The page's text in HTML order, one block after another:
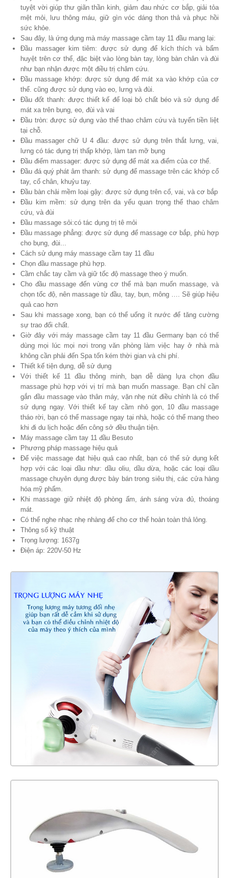
tuyệt vời giúp thư giãn thần kinh, giảm đau nhức cơ bắp, giải tỏa
mệt mỏi, lưu thông máu, giữ gìn vóc dáng thon thả và phục hồi
sức khỏe.
Sau đây, là ứng dụng mà máy massage cầm tay 11 đầu mang lại:
Đầu massager kim tiêm: được sử dụng để kích thích và bấm
huyệt trên cơ thể, đặc biệt vào lòng bàn tay, lòng bàn chân và đùi
như bạn nhận được một điều trị châm cứu.
Đầu massage khớp: được sử dụng để mát xa vào khớp của cơ
thể. cũng được sử dụng vào eo, lưng và đùi.
Đầu đốt thanh: được thiết kế để loại bỏ chất béo và sử dụng để
mát xa trên bụng, eo, đùi và vai
Đầu tròn: được sử dụng vào thể thao châm cứu và tuyến tiền liệt
tại chỗ.
Đầu massager chữ U 4 đầu: được sử dụng trên thắt lưng, vai,
lưng có tác dụng trị thấp khớp, làm tan mỡ bụng
Đầu điểm massager: được sử dụng để mát xa điểm của cơ thể.
Đầu đá quý phát âm thanh: sử dụng để massage trên các khớp cổ
tay, cổ chân, khuỷu tay.
Đầu bàn chải mềm loại gậy: được sử dụng trên cổ, vai, và cơ bắp
Đầu kim mềm: sử dụng trên da yếu quan trọng thể thao châm
cứu, và đùi
Đầu massage sỏi:có tác dụng trị tê mỏi
Đầu massage phẳng: được sử dụng để massage cơ bắp, phù hợp
cho bụng, đùi...
Cách sử dụng máy massage cầm tay 11 đầu
Chọn đầu massage phù hợp.
Cầm chắc tay cầm và giữ tốc độ massage theo ý muốn.
Cho đầu massage đến vùng cơ thể mà bạn muốn massage, và
chọn tốc độ, nên massage từ đầu, tay, bụn, mông …. Sẽ giúp hiệu
quả cao hơn
Sau khi massage xong, bạn có thể uống ít nước để tăng cường
sự trao đổi chất.
Giờ đây với máy massage cầm tay 11 đầu Germany bạn có thể
dùng mọi lúc mọi nơi trong văn phòng làm việc hay ở nhà mà
không cần phải đến Spa tốn kém thời gian và chi phí.
Thiết kế tiện dụng, dễ sử dụng
Với thiết kế 11 đầu thông minh, bạn dễ dàng lựa chọn đầu
massage phù hợp với vị trí mà bạn muốn massage. Bạn chỉ cần
gắn đầu massage vào thân máy, vặn nhẹ nút điều chỉnh là có thể
sử dụng ngay. Với thiết kế tay cầm nhỏ gọn, 10 đầu massage
tháo rời, bạn có thể massage ngay tại nhà, hoặc có thể mang theo
khi đi du lịch hoặc đến công sở đều thuận tiện.
Máy massage cầm tay 11 đầu Besuto
Phương pháp massage hiệu quả
Để việc massage đạt hiệu quả cao nhất, bạn có thể sử dụng kết
hợp với các loại dầu như: dầu oliu, dầu dừa, hoặc các loại dầu
massage chuyên dụng được bày bán trong siêu thị, các cửa hàng
hóa mỹ phẩm.
Khi massage giữ nhiệt độ phòng ấm, ánh sáng vừa đủ, thoáng
mát.
Có thể nghe nhạc nhẹ nhàng để cho cơ thể hoàn toàn thả lỏng.
Thông số kỹ thuật
Trọng lượng: 1637g
Điện áp: 220V-50 Hz